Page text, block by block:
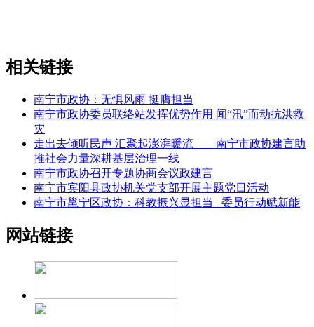
相关链接
南宁市政协：无惧风雨 挺膺担当
南宁市政协委员联络站发挥优势作用 闻“汛”而动抗洪救
灾
走出去倾听民声 汇聚起澎湃暖流——南宁市政协建言助
推社会力量深耕基层治理一线
南宁市政协召开专题协商会议政建言
南宁市宾阳县政协机关党支部开展主题党日活动
南宁市邕宁区政协：科教振兴显担当 委员行动赋新能
网站链接